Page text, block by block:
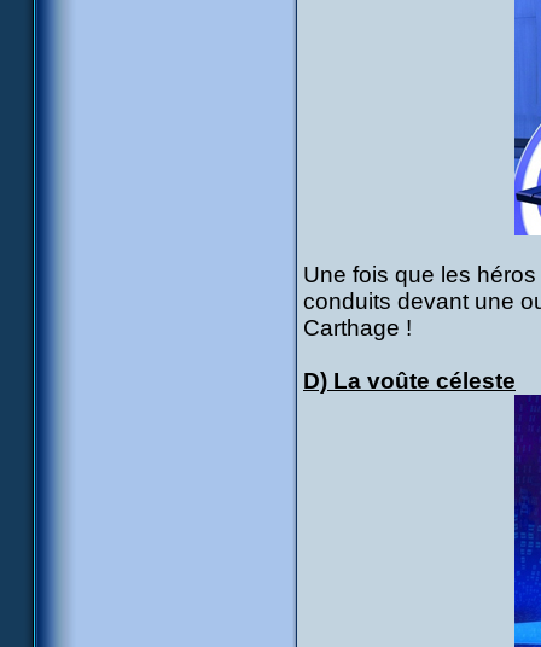
Une fois que les
conduits devant une
Carthage !
D) La voûte céleste